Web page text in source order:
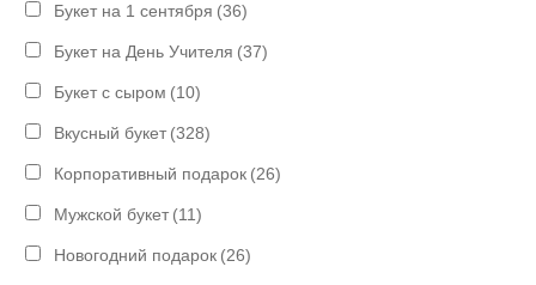
Букет на 1 сентября (36)
Букет на День Учителя (37)
Букет с сыром (10)
Вкусный букет (328)
Корпоративный подарок (26)
Мужской букет (11)
Новогодний подарок (26)